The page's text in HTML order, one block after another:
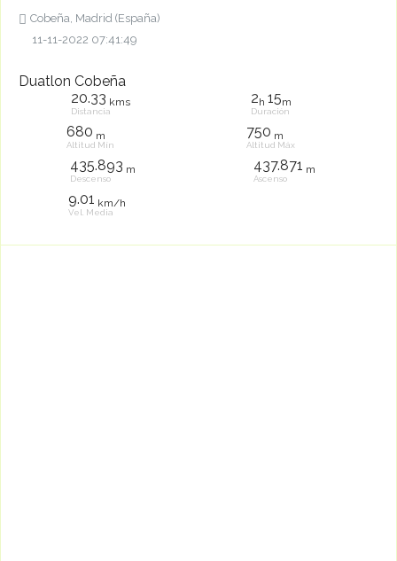
Cobeña, Madrid (España)
11-11-2022 07:41:49
Duatlon Cobeña
20.33 kms
Distancia
2h 15m
Duración
680 m
Altitud Mín
750 m
Altitud Máx
435.893 m
Descenso
437.871 m
Ascenso
9.01 km/h
Vel. Media